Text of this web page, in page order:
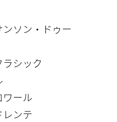
ソン・ドゥー
シック
ール
ンテ